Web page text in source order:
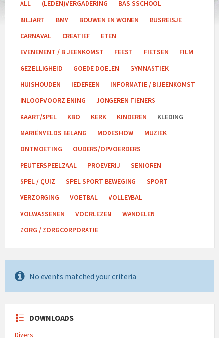
ALL (LEDEN)VERGADERING
BASISSCHOOL
BILJART
BMV BOUWEN EN WONEN
BUSREISJE
CARNAVAL
CREATIEF
ETEN
EVENEMENT / BIJEENKOMST
FEEST FIETSEN
FILM
GEZELLIGHEID
GOEDE DOELEN
GYMNASTIEK
HUISHOUDEN
IEDEREEN
INFORMATIE / BIJEENKOMST
INLOOPVOORZIENING
JONGEREN TIENERS
KAART/SPEL
KBO KERK KINDEREN
KLEDING
MARIËNVELDS BELANG
MODESHOW
MUZIEK
ONTMOETING
OUDERS/OPVOERDERS
PEUTERSPEELZAAL
PROEVERIJ
SENIOREN
SPEL / QUIZ
SPEL SPORT BEWEGING
SPORT
VERZORGING
VOETBAL
VOLLEYBAL
VOLWASSENEN
VOORLEZEN
WANDELEN
ZORG / ZORGCORPORATIE
No events matched your criteria
DOWNLOADS
Divers